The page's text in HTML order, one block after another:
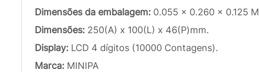
Dimensões da embalagem: 0.055 x 0.260 x 0.125 M
Dimensões: 250(A) x 100(L) x 46(P)mm.
Display: LCD 4 dígitos (10000 Contagens).
Marca: MINIPA